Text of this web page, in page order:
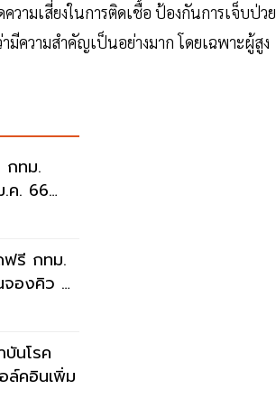
ามเสี่ยงในการติดเชื้อ ป้องกันการเจ็บป่วย
มีความสำคัญเป็นอย่างมาก โดยเฉพาะผู้สูง
กทม.
ค. 66
ฟรี กทม.
จองคิว ที่
นโรค
ล์คอินเพิ่ม